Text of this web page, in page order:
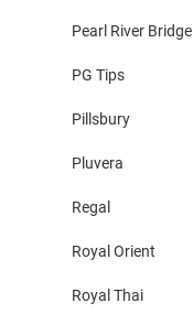
Pearl River Bridge
PG Tips
Pillsbury
Pluvera
Regal
Royal Orient
Royal Thai